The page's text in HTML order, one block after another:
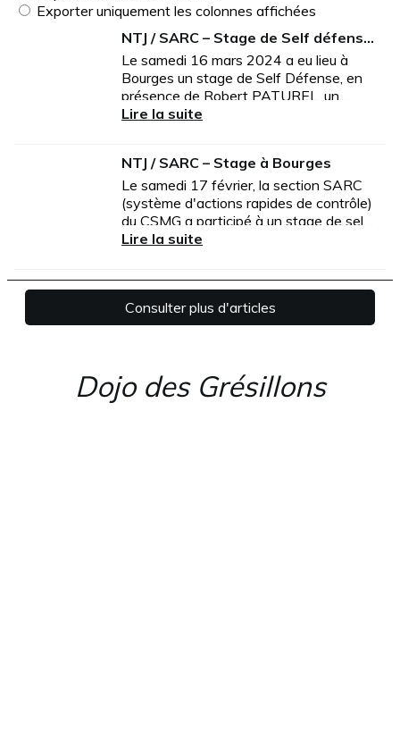
Dojo des Grésillons